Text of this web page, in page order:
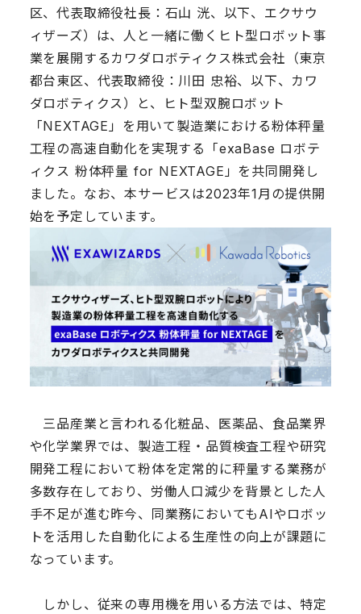
区、代表取締役社長：石山 洸、以下、エクサウ
ィザーズ）は、人と一緒に働くヒト型ロボット事
業を展開するカワダロボティクス株式会社（東京
都台東区、代表取締役：川田 忠裕、以下、カワ
ダロボティクス）と、ヒト型双腕ロボット
「NEXTAGE」を用いて製造業における粉体秤量
工程の高速自動化を実現する「exaBase ロボテ
ィクス 粉体秤量 for NEXTAGE」を共同開発し
ました。なお、本サービスは2023年1月の提供開
始を予定しています。
三品産業と言われる化粧品、医薬品、食品業界
や化学業界では、製造工程・品質検査工程や研究
開発工程において粉体を定常的に秤量する業務が
多数存在しており、労働人口減少を背景とした人
手不足が進む昨今、同業務においてもAIやロボッ
トを活用した自動化による生産性の向上が課題に
なっています。
しかし、従来の専用機を用いる方法では、特定